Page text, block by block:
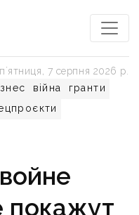
війна
гранти
пʼятниця, 7 серпня 2026 р.
покажут